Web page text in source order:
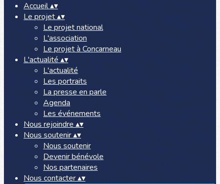
Accueil▴▾
Le projet▴▾
Le projet national
L'association
Le projet à Concarneau
L'actualité ▴▾
L'actualité
Les portraits
La presse en parle
Agenda
Les événements
Nous rejoindre ▴▾
Nous soutenir▴▾
Nous soutenir
Devenir bénévole
Nos partenaires
Nous contacter▴▾